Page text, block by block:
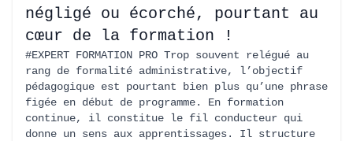
négligé ou écorché, pourtant au
cœur de la formation !
#EXPERT FORMATION PRO Trop souvent relégué au
rang de formalité administrative, l’objectif
pédagogique est pourtant bien plus qu’une phrase
figée en début de programme. En formation
continue, il constitue le fil conducteur qui
donne un sens aux apprentissages. Il structure